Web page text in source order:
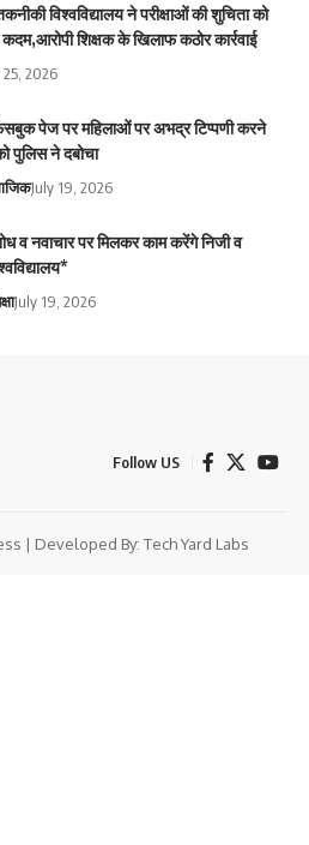
विश्वविद्यालय ने परीक्षाओं की शुचिता को
शिक्षक के खिलाफ कठोर कार्रवाई
25, 2026
पेज पर महिलाओं पर अभद्र टिप्पणी करने
पुलिस ने दबोचा
July 19, 2026
व नवाचार पर मिलकर काम करेंगे निजी व
July 19, 2026
Follow US
| Developed By: Tech Yard Labs